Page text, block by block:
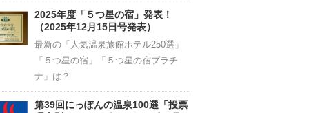
2025年度「５つ星の宿」発表！
（2025年12月15日号発表）
最新の「人気温泉旅館ホテル250選」
「５つ星の宿」「５つ星の宿プラチ
ナ」は？
第39回にっぽんの温泉100選「投票